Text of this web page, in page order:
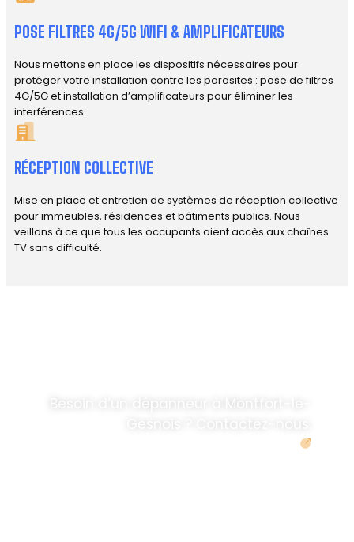
POSE FILTRES 4G/5G WIFI & AMPLIFICATEURS
Nous mettons en place les dispositifs nécessaires pour
protéger votre installation contre les parasites : pose de filtres
4G/5G et installation d’amplificateurs pour éliminer les
interférences.
RÉCEPTION COLLECTIVE
Mise en place et entretien de systèmes de réception collective
pour immeubles, résidences et bâtiments publics. Nous
veillons à ce que tous les occupants aient accès aux chaînes
TV sans difficulté.
Besoin d’un dépanneur à Montfort-le-